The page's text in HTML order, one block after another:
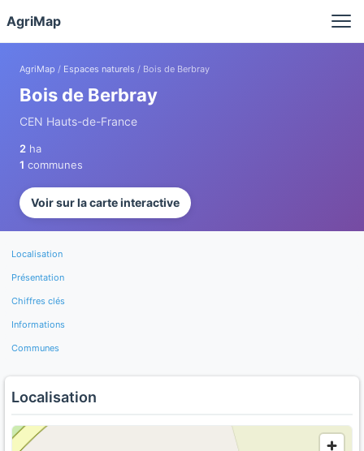
AgriMap
AgriMap / Espaces naturels / Bois de Berbray
Bois de Berbray
CEN Hauts-de-France
2 ha
1 communes
Voir sur la carte interactive
Localisation
Présentation
Chiffres clés
Informations
Communes
Localisation